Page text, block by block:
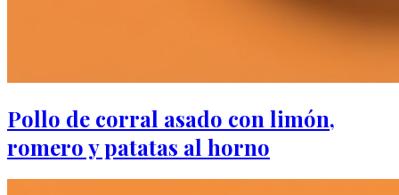
Pollo de corral asado con limón,
romero y patatas al horno